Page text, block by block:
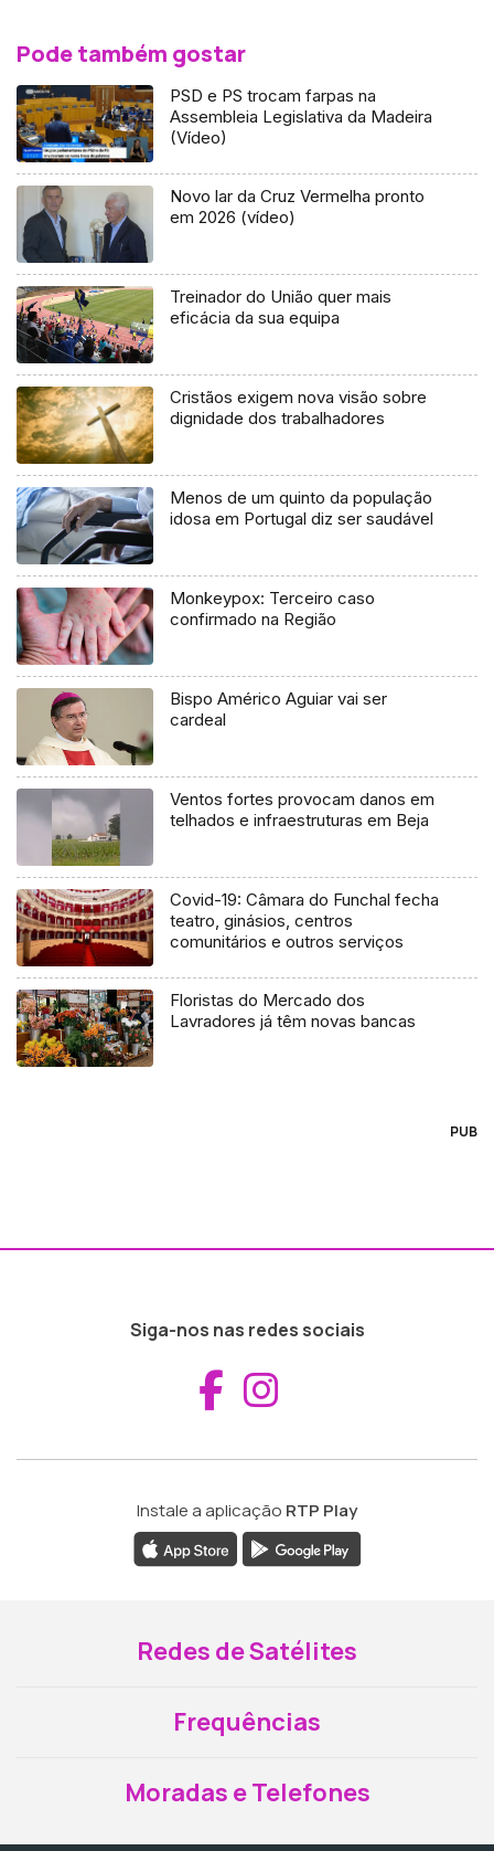
Pode também gostar
PSD e PS trocam farpas na
Assembleia Legislativa da Madeira
(Vídeo)
Novo lar da Cruz Vermelha pronto
em 2026 (vídeo)
Treinador do União quer mais
eficácia da sua equipa
Cristãos exigem nova visão sobre
dignidade dos trabalhadores
Menos de um quinto da população
idosa em Portugal diz ser saudável
Monkeypox: Terceiro caso
confirmado na Região
Bispo Américo Aguiar vai ser
cardeal
Ventos fortes provocam danos em
telhados e infraestruturas em Beja
Covid-19: Câmara do Funchal fecha
teatro, ginásios, centros
comunitários e outros serviços
Floristas do Mercado dos
Lavradores já têm novas bancas
PUB
Siga-nos nas redes sociais
Aceder ao
Instale a aplicação RTP Play
Redes de Satélites
Frequências
Moradas e Telefones